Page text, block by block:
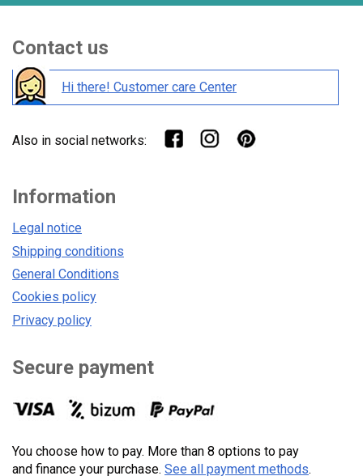
Contact us
Hi there! Customer care Center
Also in social networks:
Information
Legal notice
Shipping conditions
General Conditions
Cookies policy
Privacy policy
Secure payment
You choose how to pay. More than 8 options to pay
and finance your purchase. See all payment methods.